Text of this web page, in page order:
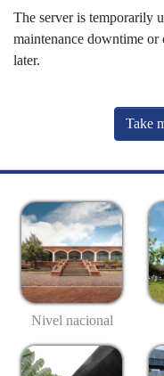
The server is temporarily
maintenance downtime or
later.
Take
Nivel nacional